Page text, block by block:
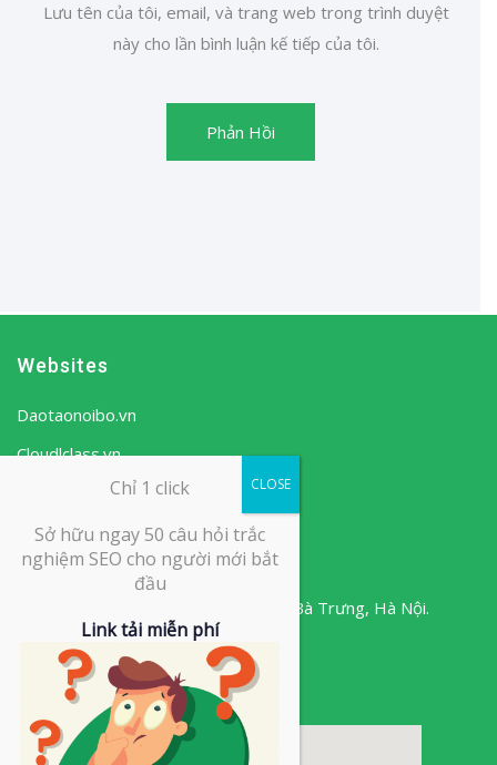
Lưu tên của tôi, email, và trang web trong trình duyệt
này cho lần bình luận kế tiếp của tôi.
Phản Hồi
Websites
Daotaonoibo.vn
Cloudlclass.vn
Liên hệ với chúng tôi
Hai Bà Trưng, Hà Nội.
024.730.555.88
info@ows.vn
Chỉ 1 click
Sở hữu ngay 50 câu hỏi trắc
nghiệm SEO cho người mới bắt
đầu
Link tải miễn phí
CLOSE